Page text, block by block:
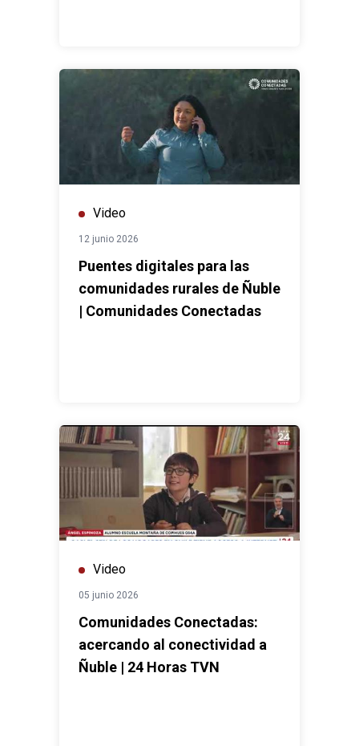
Video
12 junio 2026
Puentes digitales para las
comunidades rurales de Ñuble
| Comunidades Conectadas
Video
05 junio 2026
Comunidades Conectadas:
acercando al conectividad a
Ñuble | 24 Horas TVN